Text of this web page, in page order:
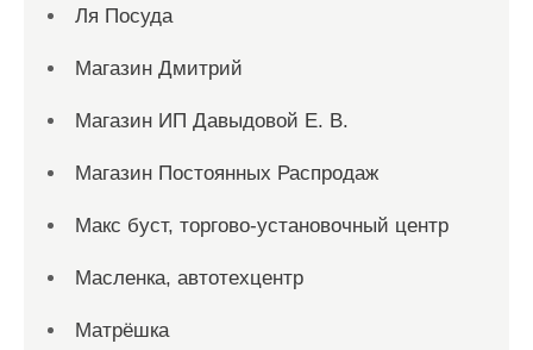
Ля Посуда
Магазин Дмитрий
Магазин ИП Давыдовой Е. В.
Магазин Постоянных Распродаж
Макс буст, торгово-установочный центр
Масленка, автотехцентр
Матрёшка